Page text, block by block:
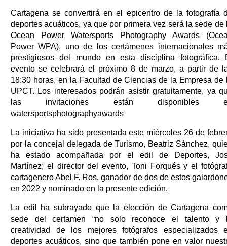
Cartagena se convertirá en el epicentro de la fotografía
deportes acuáticos, ya que por primera vez será la sede de
Ocean Power Watersports Photography Awards
Power WPA), uno de los certámenes internacionales
prestigiosos del mundo en esta disciplina fotográfica.
evento se celebrará el próximo 8 de marzo, a partir de
18:30 horas, en la Facultad de Ciencias de la Empresa de
UPCT. Los interesados podrán asistir gratuitamente, ya
las invitaciones están disponibles
watersportsphotographyawards
La iniciativa ha sido presentada este miércoles 26 de
por la concejal delegada de Turismo, Beatriz Sánchez,
ha estado acompañada por el edil de Deportes,
Martínez; el director del evento, Toni Forqués y el
cartagenero Abel F. Ros, ganador de dos de estos
en 2022 y nominado en la presente edición.
La edil ha subrayado que la elección de Cartagena
sede del certamen “no solo reconoce el talento y
creatividad de los mejores fotógrafos especializados
deportes acuáticos, sino que también pone en valor